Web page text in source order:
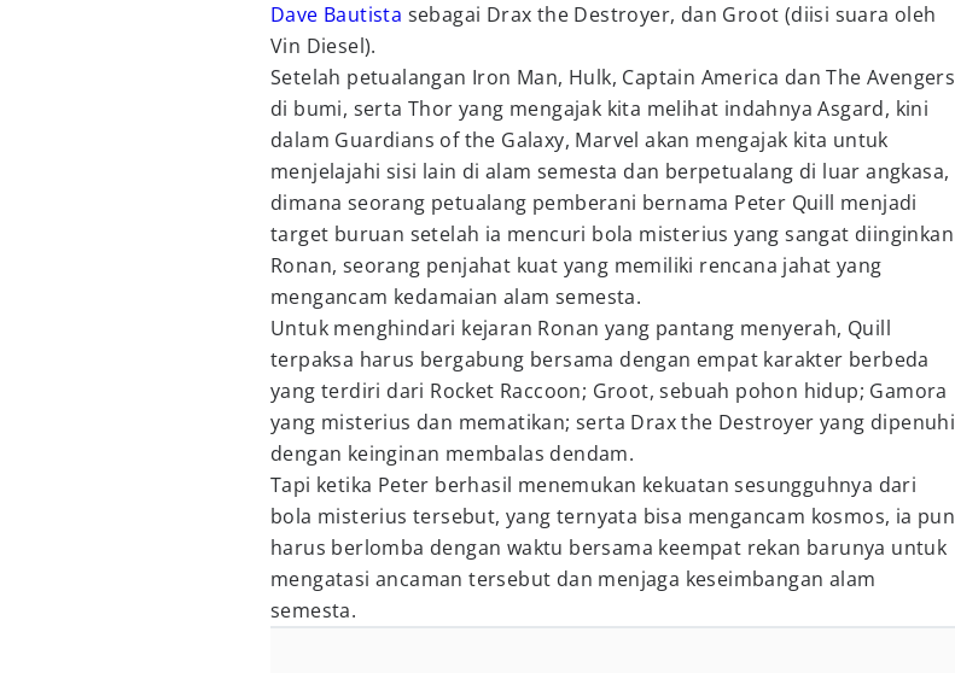
Dave Bautista sebagai Drax the Destroyer, dan Groot (diisi suara oleh
Vin Diesel).
Setelah petualangan Iron Man, Hulk, Captain America dan The Avengers
di bumi, serta Thor yang mengajak kita melihat indahnya Asgard, kini
dalam Guardians of the Galaxy, Marvel akan mengajak kita untuk
menjelajahi sisi lain di alam semesta dan berpetualang di luar angkasa,
dimana seorang petualang pemberani bernama Peter Quill menjadi
target buruan setelah ia mencuri bola misterius yang sangat diinginkan
Ronan, seorang penjahat kuat yang memiliki rencana jahat yang
mengancam kedamaian alam semesta.
Untuk menghindari kejaran Ronan yang pantang menyerah, Quill
terpaksa harus bergabung bersama dengan empat karakter berbeda
yang terdiri dari Rocket Raccoon; Groot, sebuah pohon hidup; Gamora
yang misterius dan mematikan; serta Drax the Destroyer yang dipenuhi
dengan keinginan membalas dendam.
Tapi ketika Peter berhasil menemukan kekuatan sesungguhnya dari
bola misterius tersebut, yang ternyata bisa mengancam kosmos, ia pun
harus berlomba dengan waktu bersama keempat rekan barunya untuk
mengatasi ancaman tersebut dan menjaga keseimbangan alam
semesta.